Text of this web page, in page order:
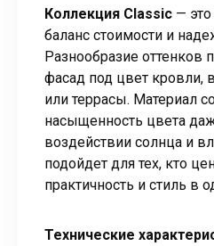
Коллекция Classic —
баланс стоимости и
Разнообразие оттенков
фасад под цвет кровли,
или террасы. Материал
насыщенность цвета
воздействии солнца и
подойдет для тех, кто
практичность и стиль в
Технические